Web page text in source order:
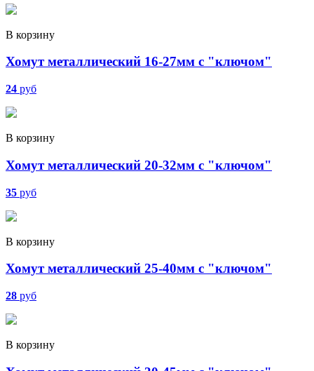
В корзину
Хомут металлический 16-27мм с "ключом"
24 руб
В корзину
Хомут металлический 20-32мм с "ключом"
35 руб
В корзину
Хомут металлический 25-40мм с "ключом"
28 руб
В корзину